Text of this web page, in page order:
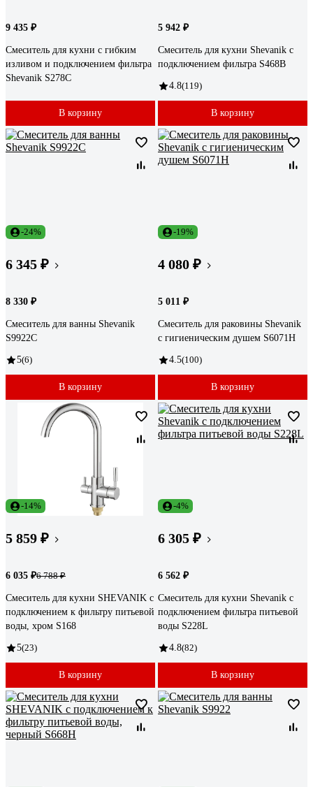
9 435 ₽
Смеситель для кухни с гибким
изливом и подключением фильтра
Shevanik S278C
В корзину
5 942 ₽
Смеситель для кухни Shevanik с
подключением фильтра S468B
4.8(119)
В корзину
-24%
6 345 ₽
8 330 ₽
Смеситель для ванны Shevanik
S9922C
5(6)
В корзину
-19%
4 080 ₽
5 011 ₽
Смеситель для раковины Shevanik
с гигиеническим душем S6071H
4.5(100)
В корзину
-14%
5 859 ₽
6 035 ₽6 788 ₽
Смеситель для кухни SHEVANIK с
подключением к фильтру питьевой
воды, хром S168
5(23)
В корзину
-4%
6 305 ₽
6 562 ₽
Смеситель для кухни Shevanik с
подключением фильтра питьевой
воды S228L
4.8(82)
В корзину